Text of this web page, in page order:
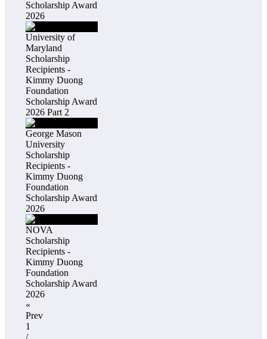
Scholarship Award
2026
University of
Maryland
Scholarship
Recipients -
Kimmy Duong
Foundation
Scholarship Award
2026 Part 2
George Mason
University
Scholarship
Recipients -
Kimmy Duong
Foundation
Scholarship Award
2026
NOVA
Scholarship
Recipients -
Kimmy Duong
Foundation
Scholarship Award
2026
«
Prev
1
/